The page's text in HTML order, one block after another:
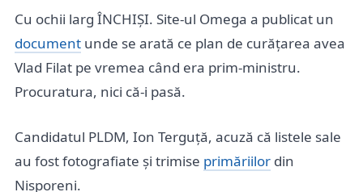
Cu ochii larg ÎNCHIȘI. Site-ul Omega a publicat un
document unde se arată ce plan de curățarea avea
Vlad Filat pe vremea când era prim-ministru.
Procuratura, nici că-i pasă.
Candidatul PLDM, Ion Terguță, acuză că listele sale
au fost fotografiate și trimise primăriilor din
Nisporeni.